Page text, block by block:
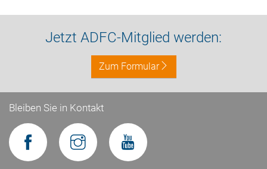
Jetzt ADFC-Mitglied werden:
Zum Formular
Bleiben Sie in Kontakt